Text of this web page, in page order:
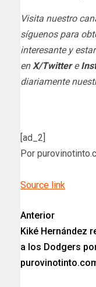
Visita nuestro
síguenos para
interesante y
enX/Twittere
diariamente
[ad_2]
Por
Source link
Anterior
Kiké Hernández
a los Dodgers